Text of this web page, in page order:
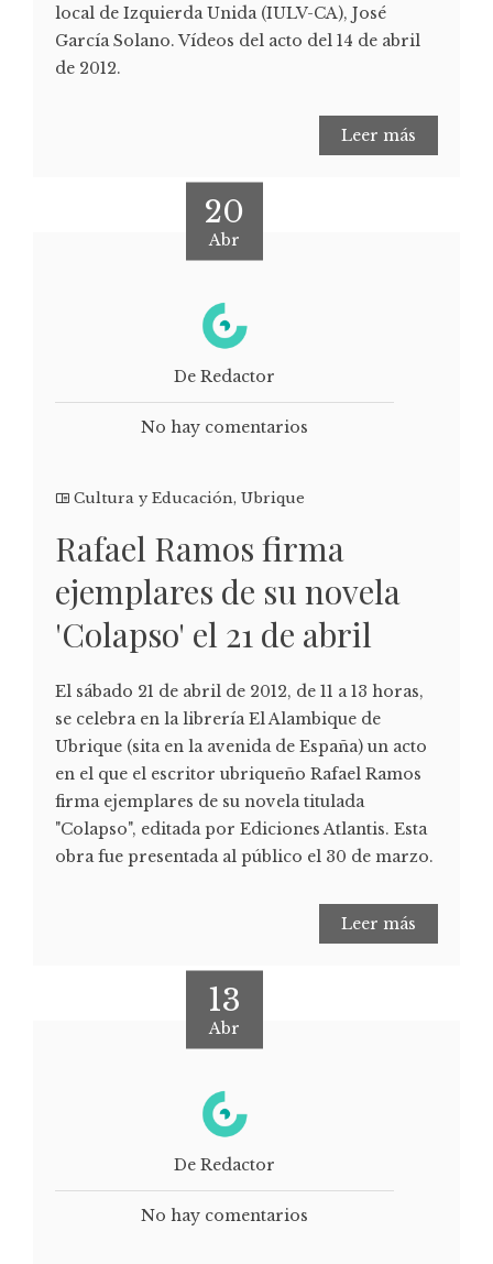
local de Izquierda Unida (IULV-CA), José
García Solano. Vídeos del acto del 14 de abril
de 2012.
Leer más
20
Abr
De Redactor
No hay comentarios
Cultura y Educación, Ubrique
Rafael Ramos firma
ejemplares de su novela
'Colapso' el 21 de abril
El sábado 21 de abril de 2012, de 11 a 13 horas,
se celebra en la librería El Alambique de
Ubrique (sita en la avenida de España) un acto
en el que el escritor ubriqueño Rafael Ramos
firma ejemplares de su novela titulada
"Colapso", editada por Ediciones Atlantis. Esta
obra fue presentada al público el 30 de marzo.
Leer más
13
Abr
De Redactor
No hay comentarios